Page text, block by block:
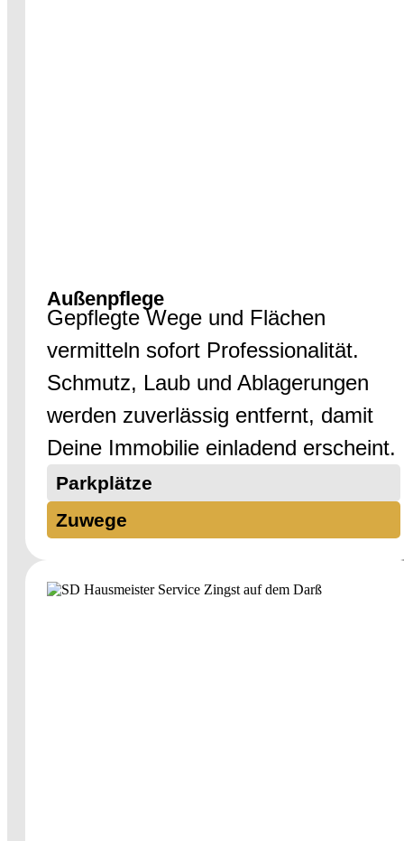
Außenpflege
Gepflegte Wege und Flächen
vermitteln sofort Professionalität.
Schmutz, Laub und Ablagerungen
werden zuverlässig entfernt, damit
Deine Immobilie einladend erscheint.
Parkplätze
Zuwege